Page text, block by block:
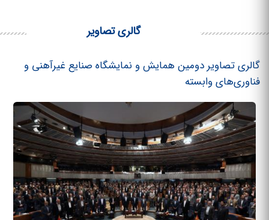
گالری تصاویر
گالری تصاویر دومین همایش و نمایشگاه صنایع غیرآهنی و
فناوری‌های وابسته